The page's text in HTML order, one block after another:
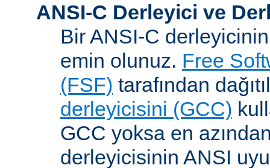
ANSI-C Derleyici ve
Bir ANSI-C
emin olunuz. Free
(FSF) tarafından
derleyicisini (GCC)
GCC yoksa en azından
derleyicisinin ANSI